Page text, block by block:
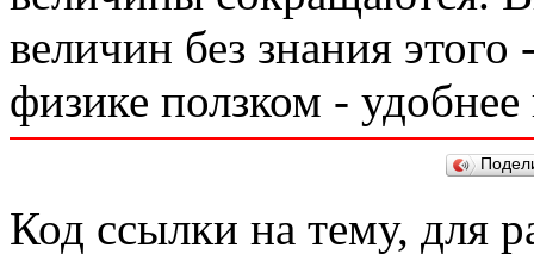
величин без знания
физике ползком -
Код ссылки на тему, для